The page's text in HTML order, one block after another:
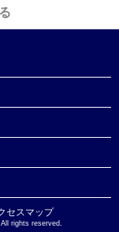
セスマップ
rights reserved.